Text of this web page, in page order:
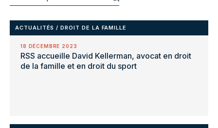
ACTUALITÉS /DROIT DE LA FAMILLE
18 DÉCEMBRE 2023
RSS accueille David Kellerman, avocat en droit
de la famille et en droit du sport